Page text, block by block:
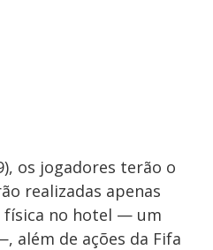
os jogadores terão o
realizadas apenas
física no hotel — um
além de ações da Fifa